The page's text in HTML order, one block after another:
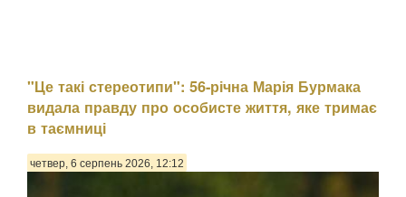
"Це такі стереотипи": 56-річна Марія Бурмака
видала правду про особисте життя, яке тримає
в таємниці
четвер, 6 серпень 2026, 12:12